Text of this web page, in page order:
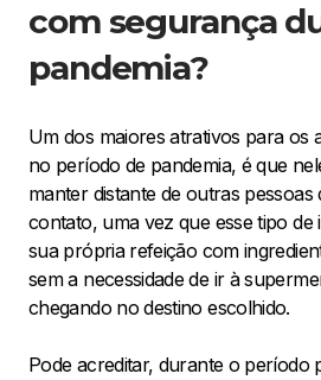
com segurança
pandemia?
Um dos maiores atrativos para os
no período de pandemia, é que
manter distante de outras
contato, uma vez que esse tipo
sua própria refeição com
sem a necessidade de ir à
chegando no destino escolhido.
Pode acreditar, durante o período